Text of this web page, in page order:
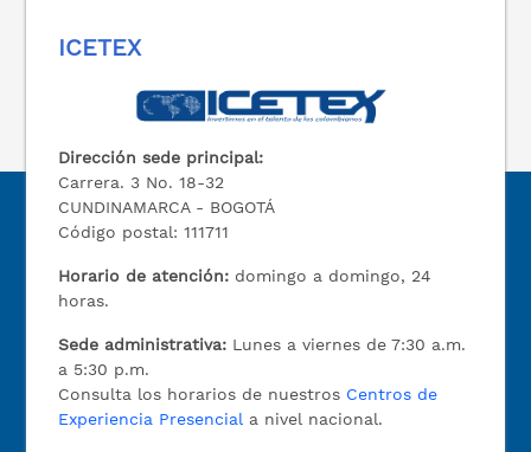
ICETEX
Dirección sede principal:
Carrera. 3 No. 18-32
CUNDINAMARCA - BOGOTÁ
Código postal: 111711
Horario de atención: domingo a domingo, 24
horas.
Sede administrativa: Lunes a viernes de 7:30 a.m.
a 5:30 p.m.
Consulta los horarios de nuestros Centros de
Experiencia Presencial a nivel nacional.